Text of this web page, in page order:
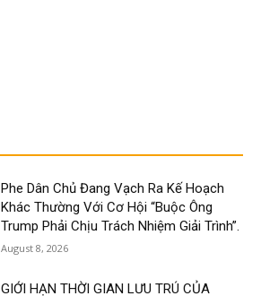
Phe Dân Chủ Đang Vạch Ra Kế Hoạch
Khác Thường Với Cơ Hội “Buộc Ông
Trump Phải Chịu Trách Nhiệm Giải Trình”.
August 8, 2026
GIỚI HẠN THỜI GIAN LƯU TRÚ CỦA